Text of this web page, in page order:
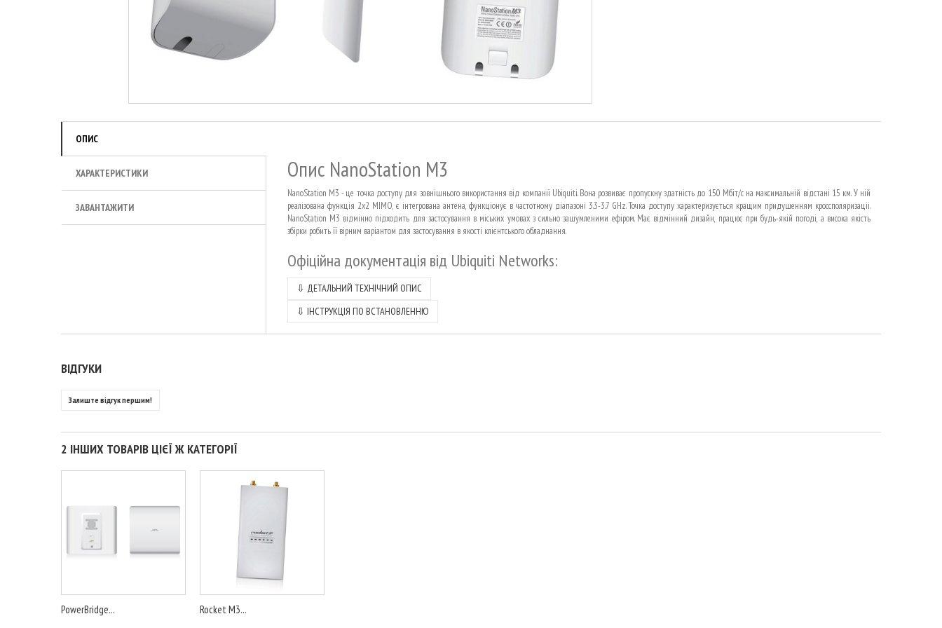
ОПИС
ХАРАКТЕРИСТИКИ
ЗАВАНТАЖИТИ
Опис NanoStation M3
NanoStation M3 - це точка доступу для зовнішнього використання від компанії Ubiquiti. Вона розвиває пропускну здатність до 150 Мбіт/с на максимальній відстані 15 км. У ній
реалізована функція 2x2 MIMO, є інтегрована антена, функціонує в частотному діапазоні 3.3-3.7 GHz. Точка доступу характеризується кращим придушенням кроссполяризаціі.
NanoStation M3 відмінно підходить для застосування в міських умовах з сильно зашумленими ефіром. Має відмінний дизайн, працює при будь-якій погоді, а висока якість
збірки робить її вірним варіантом для застосування в якості клієнтського обладнання.
Офіційна документація від Ubiquiti Networks:
⇩ ДЕТАЛЬНИЙ ТЕХНІЧНИЙ ОПИС
⇩ ІНСТРУКЦІЯ ПО ВСТАНОВЛЕННЮ
ВІДГУКИ
Залиште відгук першим!
2 ІНШИХ ТОВАРІВ ЦІЄЇ Ж КАТЕГОРІЇ
PowerBridge... Rocket M3...